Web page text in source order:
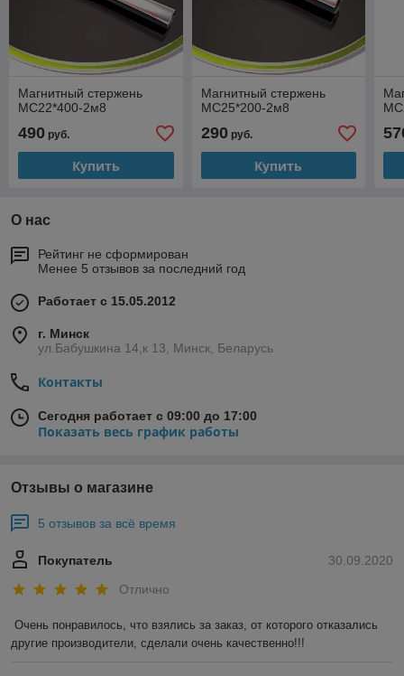
Магнитный стержень
МС22*400-2м8
490 руб.
Купить
Магнитный стержень
МС25*200-2м8
290руб.
Купить
О нас
Рейтинг не сформирован
Менее 5 отзывов за последний год
Работает с 15.05.2012
г. Минск
ул.Бабушкина 14,к 13, Минск, Беларусь
Контакты
Сегодня работает с 09:00 до 17:00
Показать весь график работы
Отзывы о магазине
5 отзывов за всё время
30.09.2020
Покупатель
Отлично
Очень понравилось, что взялись за заказ, от которого отказались
другие производители, сделали очень качественно!!!